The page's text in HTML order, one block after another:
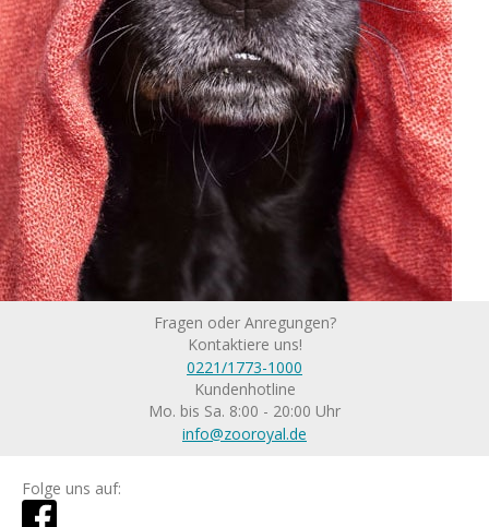
Fragen oder Anregungen?
Kontaktiere uns!
0221/1773-1000
Kundenhotline
Mo. bis Sa. 8:00 - 20:00 Uhr
info@zooroyal.de
Folge uns auf: